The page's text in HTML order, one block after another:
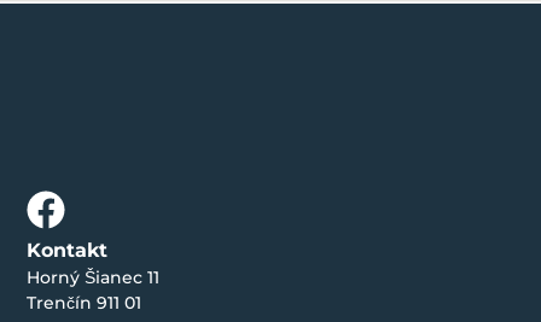
Kontakt
Horný Šianec 11
Trenčín 911 01